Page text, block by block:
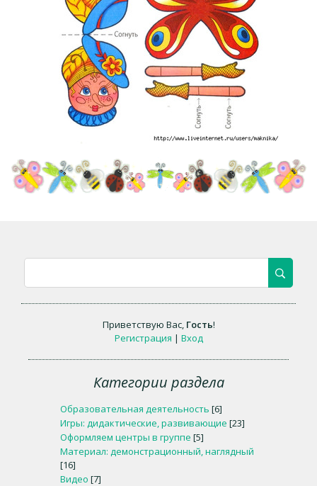
Приветствую Вас, Гость!
Регистрация | Вход
Категории раздела
Образовательная деятельность [6]
Игры: дидактические, развивающие [23]
Оформляем центры в группе [5]
Материал: демонстрационный, наглядный
[16]
Видео [7]